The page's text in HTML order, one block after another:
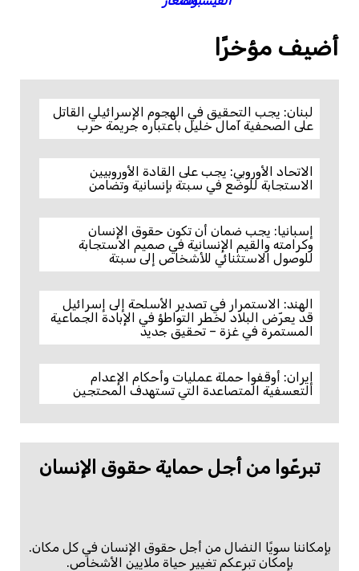
أضيف مؤخرًا
لبنان: يجب التحقيق في الهجوم الإسرائيلي القاتل
على الصحفية آمال خليل باعتباره جريمة حرب
الاتحاد الأوروبي: يجب على القادة الأوروبيين
الاستجابة للوضع في سبتة بإنسانية وتضامن
إسبانيا: يجب ضمان أن تكون حقوق الإنسان
وكرامته والقيم الإنسانية في صميم الاستجابة
للوصول الاستثنائي للأشخاص إلى سبتة
الهند: الاستمرار في تصدير الأسلحة إلى إسرائيل
قد يعرّض البلاد لخطر التواطؤ في الإبادة الجماعية
المستمرة في غزة – تحقيق جديد
إيران: أوقفوا حملة عمليات وأحكام الإعدام
التعسفية المتصاعدة التي تستهدف المحتجين
تبرعّوا من أجل حماية حقوق الإنسان
بإمكاننا سويًا النضال من أجل حقوق الإنسان في كل مكان.
بإمكان تبرعكم تغيير حياة ملايين الأشخاص.